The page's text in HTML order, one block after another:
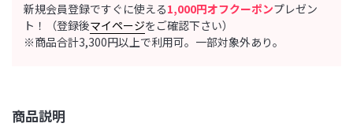
新規会員登録ですぐに使える1,000円オフクーポンプレゼン
ト！（登録後マイページをご確認下さい）
※商品合計3,300円以上で利用可。一部対象外あり。
商品説明